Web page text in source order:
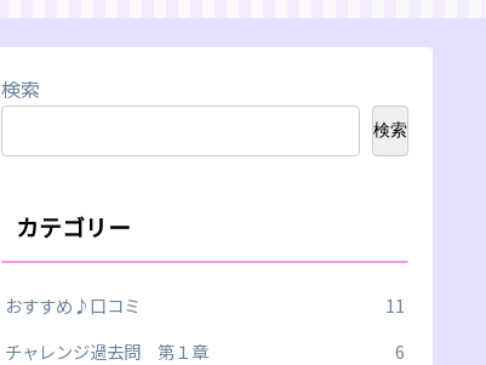
検索
検索
カテゴリー
おすすめ♪口コミ
11
チャレンジ過去問 第１章
6